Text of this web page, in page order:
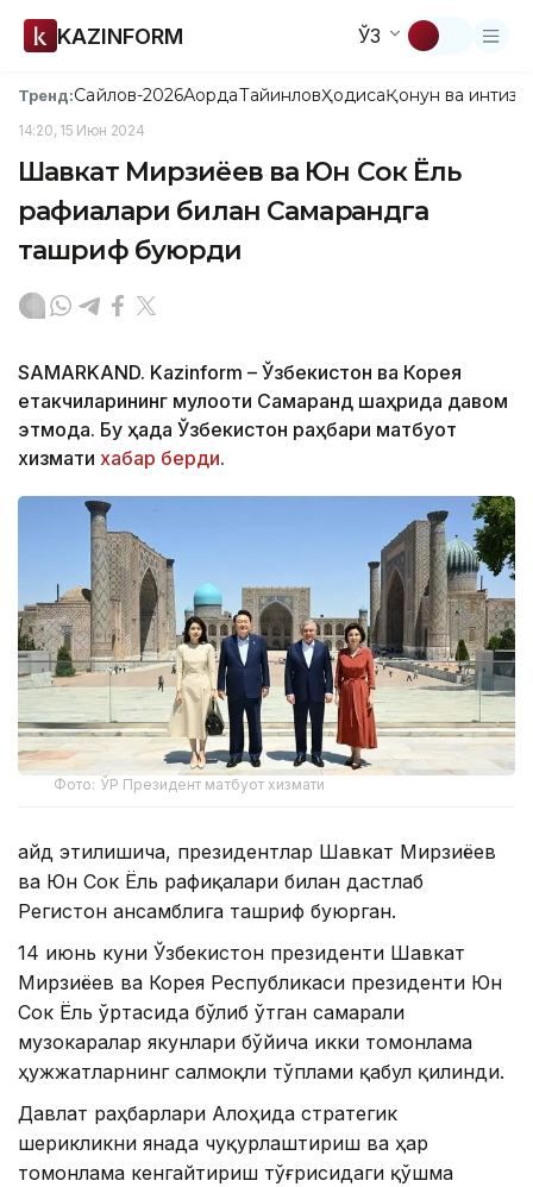
KAZINFORM ЎЗ
Тренд:Сайлов-2026АқордаТайинловҲодисаҚонун ва
14:20, 15 Июн 2024
Шавкат Мирзиёев ва Юн Сок Ёль
рафиқалари билан Самарқандга
ташриф буюрди
SAMARKAND. Kazinform – Ўзбекистон ва Корея
етакчиларининг мулоқоти Самарқанд шаҳрида давом
этмоқда. Бу ҳақда Ўзбекистон раҳбари матбуот
хизмати хабар берди.
Фото: ЎР Президент матбуот хизмати
Қайд этилишича, президентлар Шавкат Мирзиёев
ва Юн Сок Ёль рафиқалари билан дастлаб
Регистон ансамблига ташриф буюрган.
14 июнь куни Ўзбекистон президенти Шавкат
Мирзиёев ва Корея Республикаси президенти Юн
Сок Ёль ўртасида бўлиб ўтган самарали
музокаралар якунлари бўйича икки томонлама
ҳужжатларнинг салмоқли тўплами қабул қилинди.
Давлат раҳбарлари Алоҳида стратегик
шерикликни янада чуқурлаштириш ва ҳар
томонлама кенгайтириш тўғрисидаги қўшма